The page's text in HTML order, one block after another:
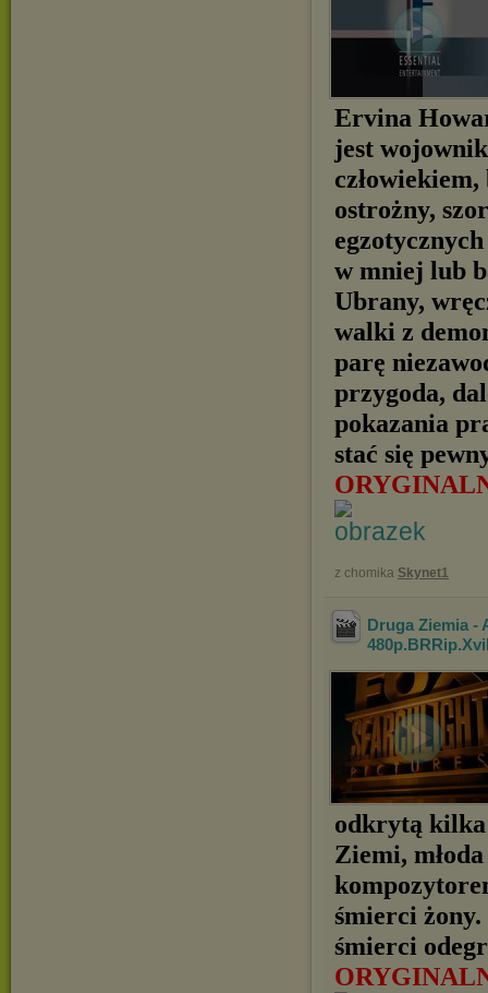
Ervina
jest
ostrożny,
w mniej lub
Ubrany,
walki z
parę
przygoda,
pokazania
stać się
z chomika Skynet1
Druga Ziemia -
odkrytą kilka
Ziemi,
śmierci
śmierci